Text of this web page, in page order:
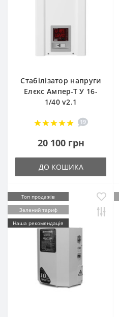
Стабілізатор напруги
Елєкс Ампер-Т У 16-
1/40 v2.1
19
20 100 грн
ДО КОШИКА
Топ продажів
Зелений тариф
Наша рекомендація